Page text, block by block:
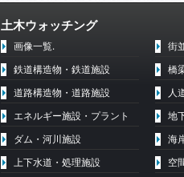
土木ウォッチング
画像一覧.
鉄道構造物・鉄道施設
道路構造物・道路施設
エネルギー施設・プラント
ダム・河川施設
上下水道・処理施設
街
橋
人
地
海
空